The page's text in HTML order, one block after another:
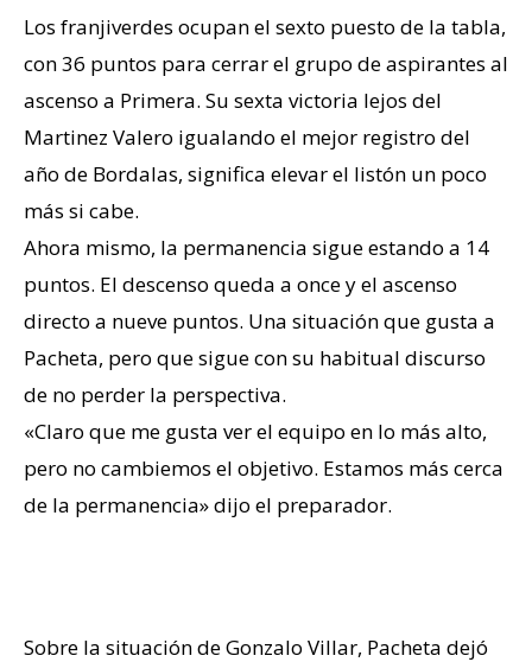
Los franjiverdes ocupan el sexto puesto de la tabla,
con 36 puntos para cerrar el grupo de aspirantes al
ascenso a Primera. Su sexta victoria lejos del
Martinez Valero igualando el mejor registro del
año de Bordalas, significa elevar el listón un poco
más si cabe.
Ahora mismo, la permanencia sigue estando a 14
puntos. El descenso queda a once y el ascenso
directo a nueve puntos. Una situación que gusta a
Pacheta, pero que sigue con su habitual discurso
de no perder la perspectiva.
«Claro que me gusta ver el equipo en lo más alto,
pero no cambiemos el objetivo. Estamos más cerca
de la permanencia» dijo el preparador.
Sobre la situación de Gonzalo Villar, Pacheta dejó